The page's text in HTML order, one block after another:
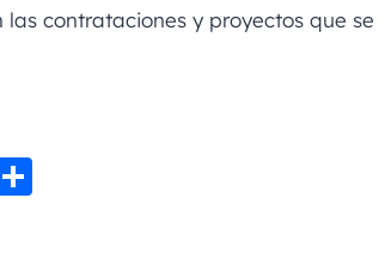
contrataciones y proyectos que se
C